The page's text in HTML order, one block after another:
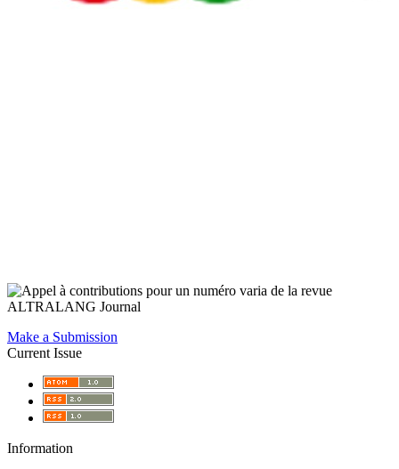
Make a Submission
Current Issue
Information